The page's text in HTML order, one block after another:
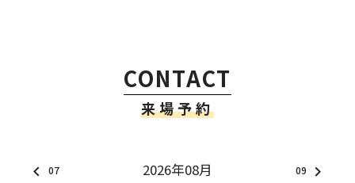
CONTACT
来場予約
keyboard_arrow_left 07 2026年08月 09 keyboard_arrow_right